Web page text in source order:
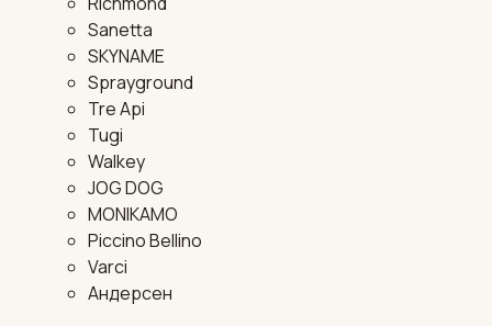
Sanetta
SKYNAME
Sprayground
Tre Api
Tugi
Walkey
JOG DOG
MONIKAMO
Piccino Bellino
Varci
Андерсен